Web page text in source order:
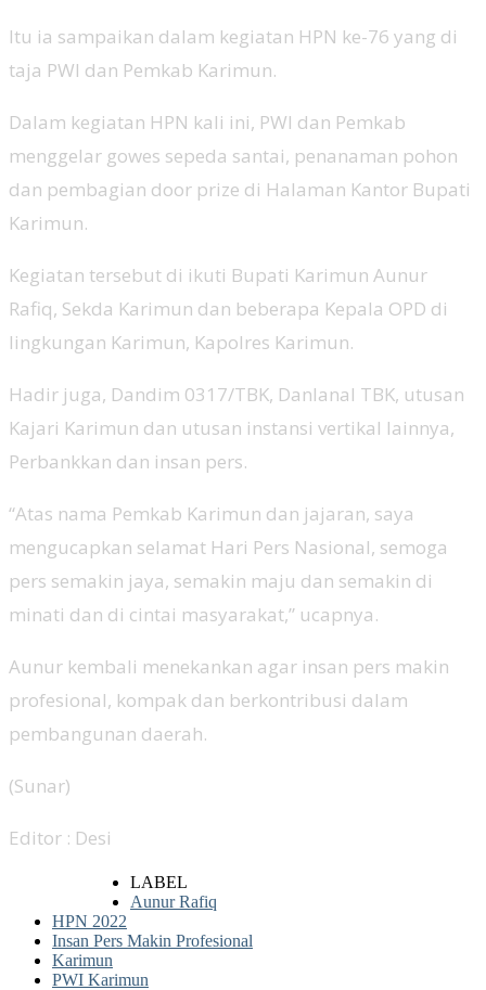
Itu ia sampaikan dalam kegiatan HPN ke-76 yang di
taja PWI dan Pemkab Karimun.
Dalam kegiatan HPN kali ini, PWI dan Pemkab
menggelar gowes sepeda santai, penanaman pohon
dan pembagian door prize di Halaman Kantor Bupati
Karimun.
Kegiatan tersebut di ikuti Bupati Karimun Aunur
Rafiq, Sekda Karimun dan beberapa Kepala OPD di
lingkungan Karimun, Kapolres Karimun.
Hadir juga, Dandim 0317/TBK, Danlanal TBK, utusan
Kajari Karimun dan utusan instansi vertikal lainnya,
Perbankkan dan insan pers.
“Atas nama Pemkab Karimun dan jajaran, saya
mengucapkan selamat Hari Pers Nasional, semoga
pers semakin jaya, semakin maju dan semakin di
minati dan di cintai masyarakat,” ucapnya.
Aunur kembali menekankan agar insan pers makin
profesional, kompak dan berkontribusi dalam
pembangunan daerah.
(Sunar)
Editor : Desi
LABEL
Aunur Rafiq
HPN 2022
Insan Pers Makin Profesional
Karimun
PWI Karimun